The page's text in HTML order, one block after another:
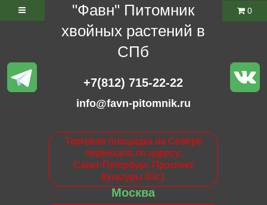
"Фавн" Питомник
хвойных растений в
СПб
+7(812) 715-22-22
info@favn-pitomnik.ru
Торговая площадка на Севере
переехала по адресу:
Санкт-Петербург. Проспект
Культуры 63с1
Москва
0